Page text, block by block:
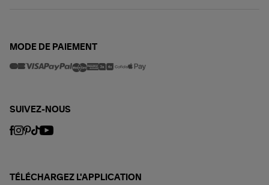
MODE DE PAIEMENT
SUIVEZ-NOUS
TÉLÉCHARGEZ L'APPLICATION